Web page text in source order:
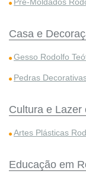
Casa e
Gesso Rodolfo
Pedras
Cultura e Lazer
Artes Plásticas
Educação em